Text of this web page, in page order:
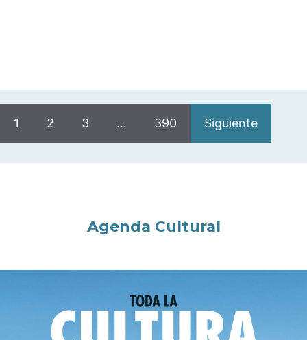
1 2 3 … 390 Siguiente
Agenda Cultural